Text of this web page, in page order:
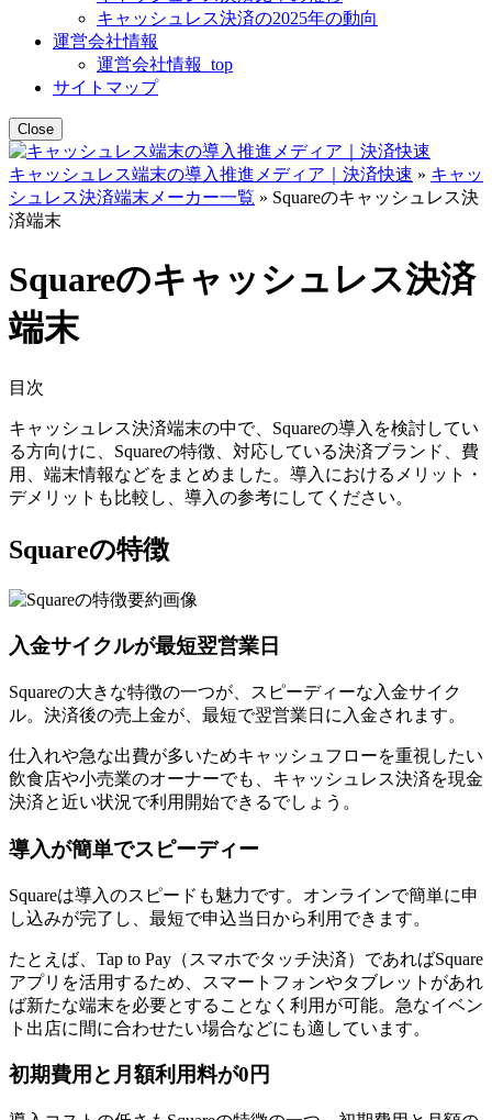
キャッシュレス決済の2025年の動向
運営会社情報
運営会社情報_top
サイトマップ
Close
キャッシュレス端末の導入推進メディア｜決済快速 » キャッ
シュレス決済端末メーカー一覧 » Squareのキャッシュレス決
済端末
Squareのキャッシュレス決済
端末
目次
キャッシュレス決済端末の中で、Squareの導入を検討してい
る方向けに、Squareの特徴、対応している決済ブランド、費
用、端末情報などをまとめました。導入におけるメリット・
デメリットも比較し、導入の参考にしてください。
Squareの特徴
入金サイクルが最短翌営業日
Squareの大きな特徴の一つが、スピーディーな入金サイク
ル。 決済後の売上金が、最短で翌営業日に入金されます。
仕入れや急な出費が多いためキャッシュフローを重視したい
飲食店や小売業のオーナーでも、キャッシュレス決済を現金
決済と近い状況で利用開始できるでしょう。
導入が簡単でスピーディー
Squareは導入のスピードも魅力です。 オンラインで簡単に申
し込みが完了し、最短で申込当日から利用 できます。
たとえば、Tap to Pay（スマホでタッチ決済）であればSquare
アプリを活用するため、スマートフォンやタブレットがあれ
ば新たな端末を必要とすることなく利用が可能。急なイベン
ト出店に間に合わせたい場合などにも適しています。
初期費用と月額利用料が0円